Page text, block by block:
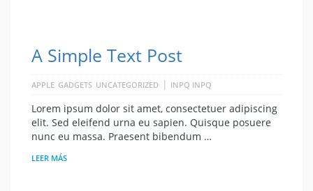
A Simple Text Post
APPLE GADGETS UNCATEGORIZED | INPQ INPQ
Lorem ipsum dolor sit amet, consectetuer adipiscing
elit. Sed eleifend urna eu sapien. Quisque posuere
nunc eu massa. Praesent bibendum …
LEER MÁS